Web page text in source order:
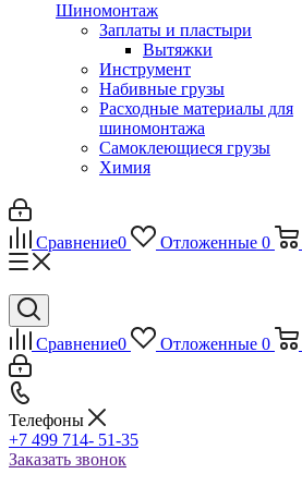
Шиномонтаж
Заплаты и пластыри
Вытяжки
Инструмент
Набивные грузы
Расходные материалы для
шиномонтажа
Самоклеющиеся грузы
Химия
Сравнение0 Отложенные 0
Сравнение0 Отложенные 0
Телефоны
+7 499 714- 51-35
Заказать звонок